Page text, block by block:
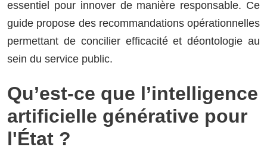
essentiel pour innover de manière responsable. Ce
guide propose des recommandations opérationnelles
permettant de concilier efficacité et déontologie au
sein du service public.
Qu’est-ce que l’intelligence
artificielle générative pour
l'État ?